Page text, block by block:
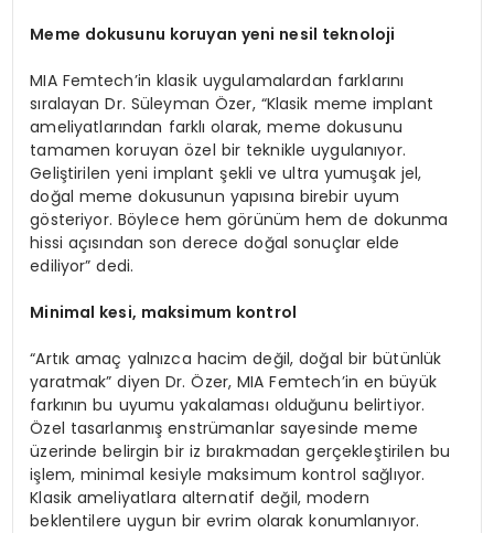
Meme dokusunu koruyan yeni nesil teknoloji
MIA Femtech’in klasik uygulamalardan farklarını
sıralayan Dr. Süleyman Özer, “Klasik meme implant
ameliyatlarından farklı olarak, meme dokusunu
tamamen koruyan özel bir teknikle uygulanıyor.
Geliştirilen yeni implant şekli ve ultra yumuşak jel,
doğal meme dokusunun yapısına birebir uyum
gösteriyor. Böylece hem görünüm hem de dokunma
hissi açısından son derece doğal sonuçlar elde
ediliyor” dedi.
Minimal kesi, maksimum kontrol
“Artık amaç yalnızca hacim değil, doğal bir bütünlük
yaratmak” diyen Dr. Özer, MIA Femtech’in en büyük
farkının bu uyumu yakalaması olduğunu belirtiyor.
Özel tasarlanmış enstrümanlar sayesinde meme
üzerinde belirgin bir iz bırakmadan gerçekleştirilen bu
işlem, minimal kesiyle maksimum kontrol sağlıyor.
Klasik ameliyatlara alternatif değil, modern
beklentilere uygun bir evrim olarak konumlanıyor.